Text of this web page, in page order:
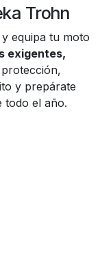
Trohn
equipa tu moto
exigentes,
y prepárate
todo el año.